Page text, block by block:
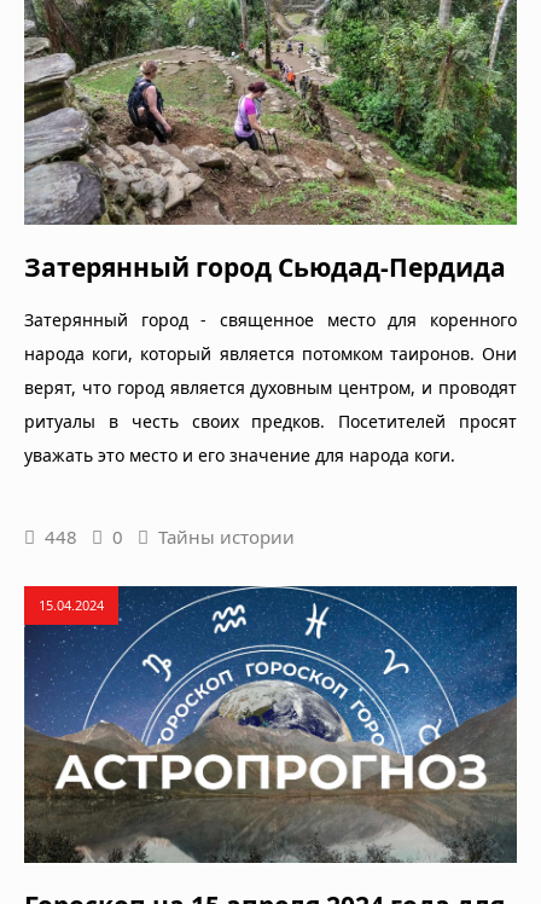
Затерянный город Сьюдад-Пердида
Затерянный город - священное место для коренного
народа коги, который является потомком таиронов. Они
верят, что город является духовным центром, и проводят
ритуалы в честь своих предков. Посетителей просят
уважать это место и его значение для народа коги.
448 0 Тайны истории
15.04.2024